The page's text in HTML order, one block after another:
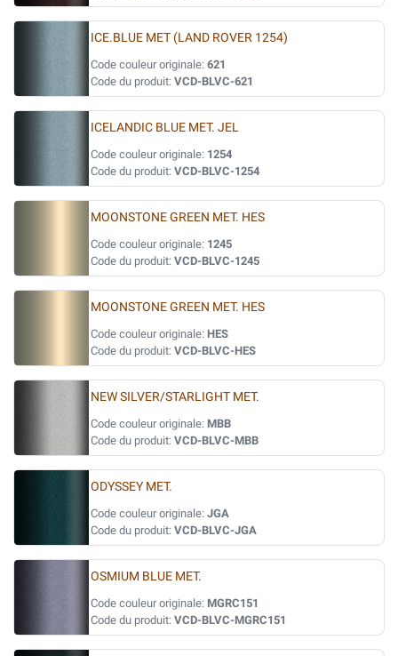
ICE.BLUE MET (LAND ROVER 1254)
Code couleur originale: 621
Code du produit: VCD-BLVC-621
ICELANDIC BLUE MET. JEL
Code couleur originale: 1254
Code du produit: VCD-BLVC-1254
MOONSTONE GREEN MET. HES
Code couleur originale: 1245
Code du produit: VCD-BLVC-1245
MOONSTONE GREEN MET. HES
Code couleur originale: HES
Code du produit: VCD-BLVC-HES
NEW SILVER/STARLIGHT MET.
Code couleur originale: MBB
Code du produit: VCD-BLVC-MBB
ODYSSEY MET.
Code couleur originale: JGA
Code du produit: VCD-BLVC-JGA
OSMIUM BLUE MET.
Code couleur originale: MGRC151
Code du produit: VCD-BLVC-MGRC151